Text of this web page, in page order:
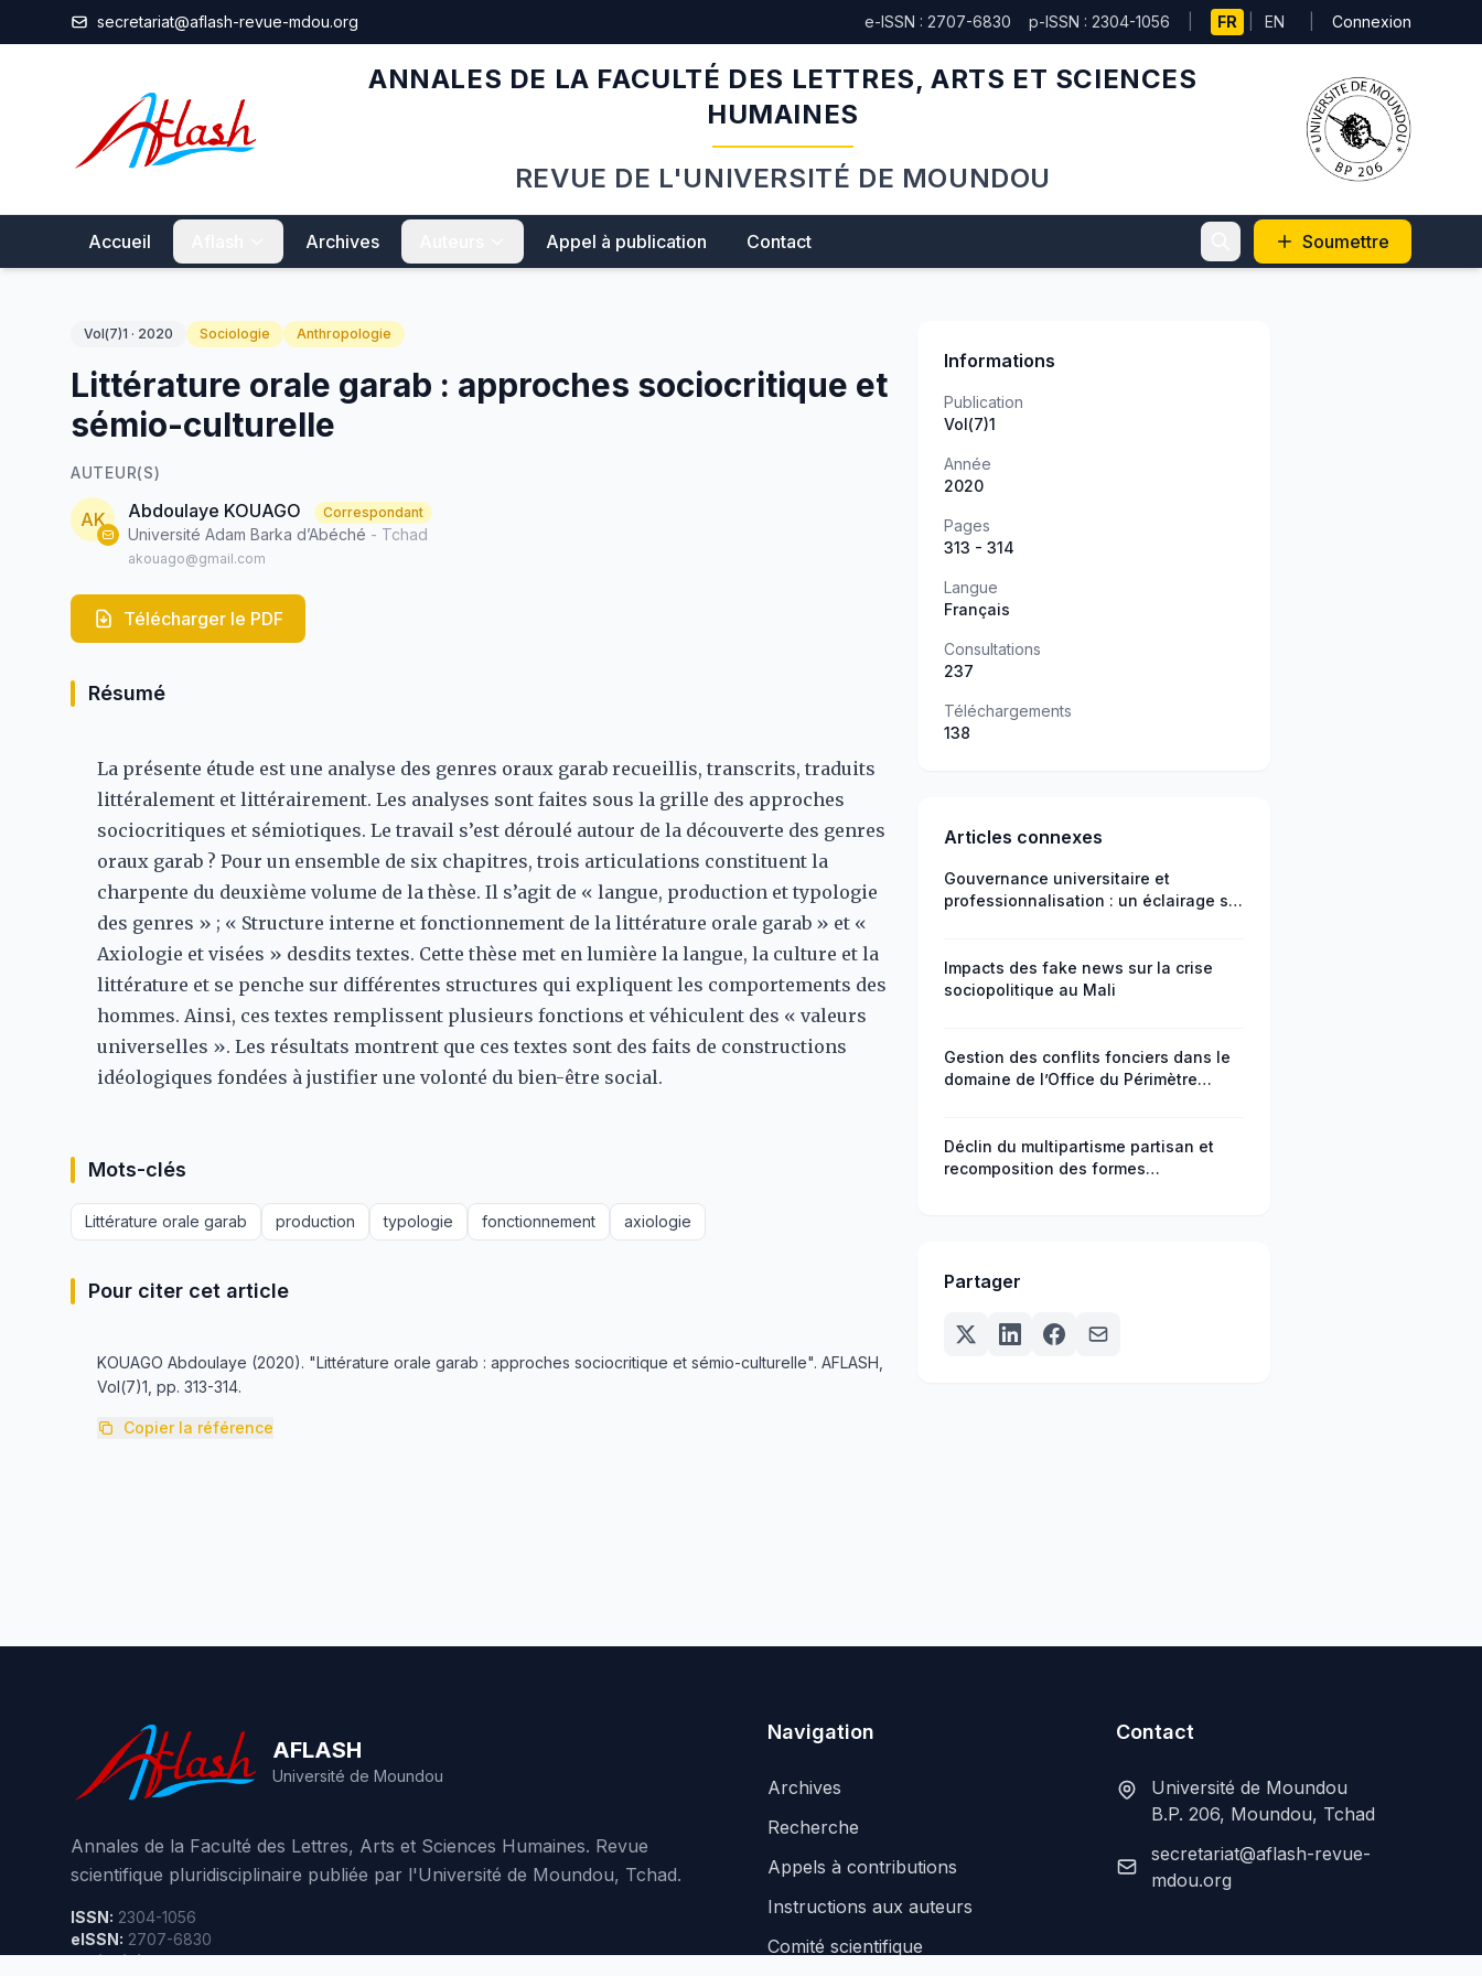
Aller au contenu principal
secretariat@aflash-revue-mdou.org e-ISSN : 2707-6830 p-ISSN : 2304-1056 FR EN Connexion
ANNALES DE LA FACULTÉ DES LETTRES, ARTS ET SCIENCES
HUMAINES
REVUE DE L'UNIVERSITÉ DE MOUNDOU
Accueil Archives Appel à publication Contact Soumettre
Vol(7)1 · 2020 Sociologie Anthropologie
Littérature orale garab : approches sociocritique et
sémio-culturelle
AUTEUR(S)
AK Abdoulaye KOUAGO Correspondant
Université Adam Barka d’Abéché - Tchad
akouago@gmail.com
Télécharger le PDF
Résumé
La présente étude est une analyse des genres oraux garab recueillis, transcrits, traduits
littéralement et littérairement. Les analyses sont faites sous la grille des approches
sociocritiques et sémiotiques. Le travail s’est déroulé autour de la découverte des genres
oraux garab ? Pour un ensemble de six chapitres, trois articulations constituent la
charpente du deuxième volume de la thèse. Il s’agit de « langue, production et typologie
des genres » ; « Structure interne et fonctionnement de la littérature orale garab » et «
Axiologie et visées » desdits textes. Cette thèse met en lumière la langue, la culture et la
littérature et se penche sur différentes structures qui expliquent les comportements des
hommes. Ainsi, ces textes remplissent plusieurs fonctions et véhiculent des « valeurs
universelles ». Les résultats montrent que ces textes sont des faits de constructions
idéologiques fondées à justifier une volonté du bien-être social.
Mots-clés
Littérature orale garab production typologie fonctionnement axiologie
Pour citer cet article
KOUAGO Abdoulaye (2020). "Littérature orale garab : approches sociocritique et sémio-culturelle". AFLASH,
Vol(7)1, pp. 313-314.
Copier la référence
Informations
Publication
Vol(7)1
Année
2020
Pages
313 - 314
Langue
Français
Consultations
237
Téléchargements
138
Articles connexes
Gouvernance universitaire et
professionnalisation : un éclairage sur
Impacts des fake news sur la crise
sociopolitique au Mali
Gestion des conflits fonciers dans le
domaine de l’Office du Périmètre
Déclin du multipartisme partisan et
recomposition des formes
Partager
AFLASH
Université de Moundou
Annales de la Faculté des Lettres, Arts et Sciences Humaines. Revue
scientifique pluridisciplinaire publiée par l'Université de Moundou, Tchad.
ISSN: 2304-1056
eISSN: 2707-6830
Périodicité:3 numéros par an
Navigation
Archives
Recherche
Appels à contributions
Instructions aux auteurs
Comité scientifique
Contact
Université de Moundou
B.P. 206, Moundou, Tchad
secretariat@aflash-revue-
mdou.org